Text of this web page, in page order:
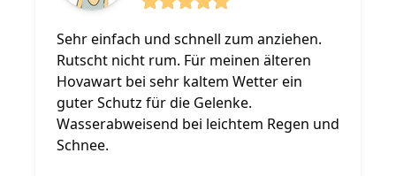
Sehr einfach und schnell zum anziehen.
Rutscht nicht rum. Für meinen älteren
Hovawart bei sehr kaltem Wetter ein
guter Schutz für die Gelenke.
Wasserabweisend bei leichtem Regen und
Schnee.